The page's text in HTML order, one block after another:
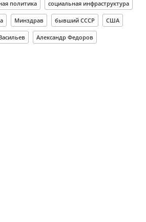
политика социальная инфраструктура
Минздрав бывший СССР США
Александр Федоров